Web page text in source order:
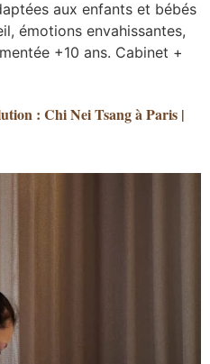
aux enfants et bébés
émotions envahissantes,
+10 ans. Cabinet +
: Chi Nei Tsang à Paris |